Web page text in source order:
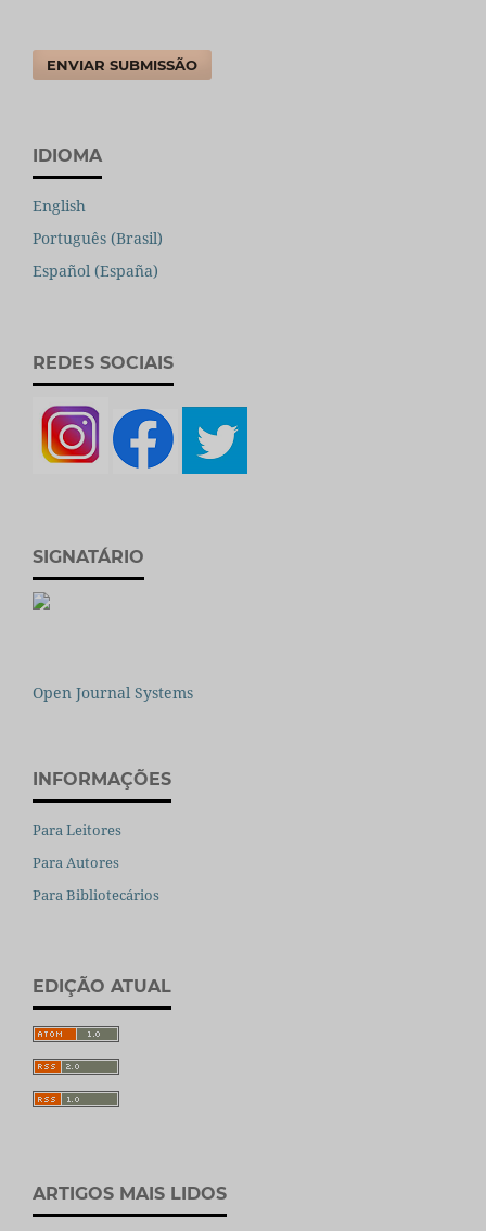
ENVIAR SUBMISSÃO
IDIOMA
English
Português (Brasil)
Español (España)
REDES SOCIAIS
SIGNATÁRIO
Open Journal Systems
INFORMAÇÕES
Para Leitores
Para Autores
Para Bibliotecários
EDIÇÃO ATUAL
ARTIGOS MAIS LIDOS